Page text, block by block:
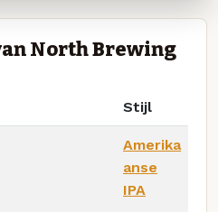
North Brewing
Stijl
Amerika
anse
IPA